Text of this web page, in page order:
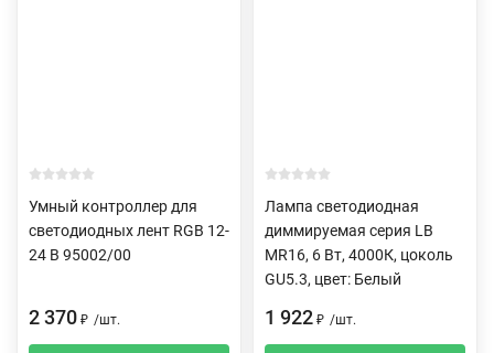
Умный контроллер для
светодиодных лент RGB 12-
24 В 95002/00
2 370 ₽ /шт.
Лампа светодиодная
диммируемая серия LB
MR16, 6 Вт, 4000К, цоколь
GU5.3, цвет: Белый
1 922 ₽ /шт.